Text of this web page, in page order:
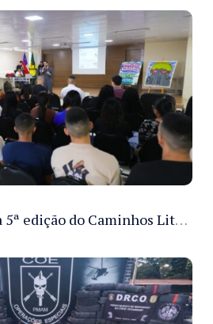
Sejusc participa da 5ª edição do Caminhos Literários com foco na cultura hip-hop nas unidades socioeducativas